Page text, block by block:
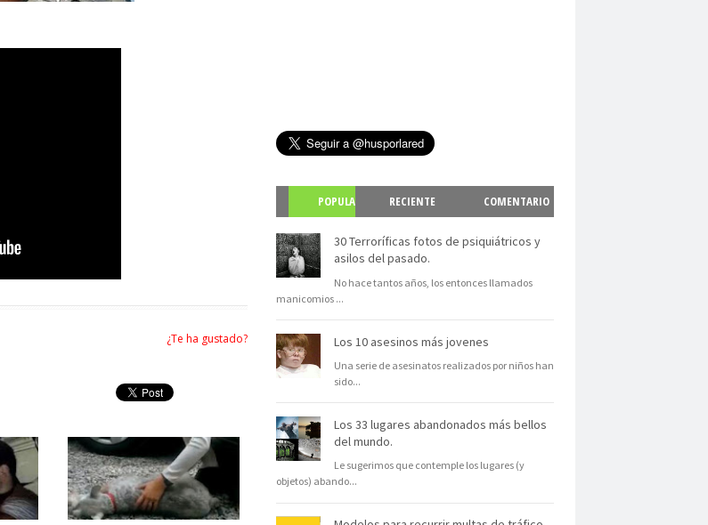
¿Te ha gustado?
POPULA
R
RECIENTE
COMENTARIO
S
30 Terroríficas fotos de psiquiátricos y
asilos del pasado.
No hace tantos años, los entonces llamados
manicomios ...
Los 10 asesinos más jovenes
Una serie de asesinatos realizados por niños han
sido...
Los 33 lugares abandonados más bellos
del mundo.
Le sugerimos que contemple los lugares (y
objetos) abando...